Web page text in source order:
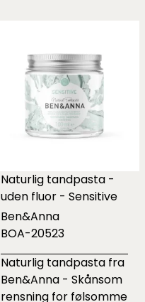
Naturlig tandpasta -
uden fluor - Sensitive
Ben&Anna
BOA-20523
Naturlig tandpasta fra
Ben&Anna - Skånsom
rensning for følsomme